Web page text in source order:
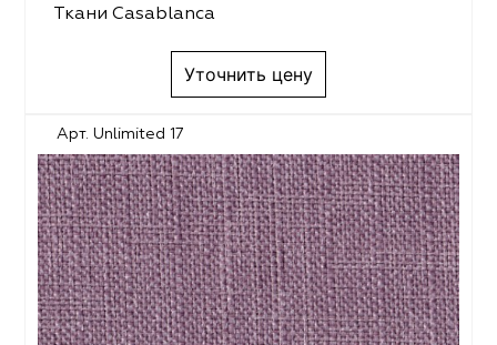
Ткани Casablanca
Уточнить цену
Арт. Unlimited 17